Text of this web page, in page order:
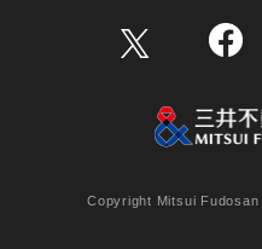
Copyright Mitsui Fudosan